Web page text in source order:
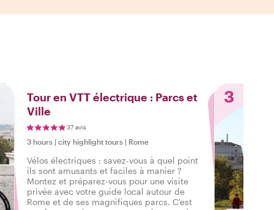
Tour en VTT électrique : Parcs et
Ville
37 avis
3 hours | city highlight tours | Rome
Vélos électriques : savez-vous à quel point
ils sont amusants et faciles à manier ?
Montez et préparez-vous pour une visite
privée avec votre guide local autour de
Rome et de ses magnifiques parcs. C'est
3